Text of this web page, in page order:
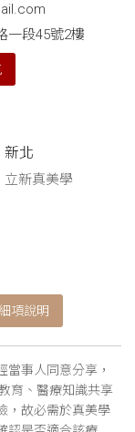
一段45號2樓
新北
立新真美學
項說明
事人同意分享，
育、醫療知識共享
，故必需於真美學